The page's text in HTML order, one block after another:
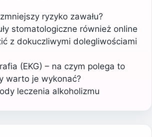
ryzyko zawału?
stomatologiczne również online
z dokuczliwymi dolegliwościami
(EKG) – na czym polega to
warto je wykonać?
leczenia alkoholizmu